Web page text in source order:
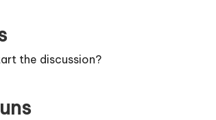
the discussion?